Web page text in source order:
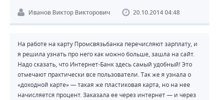
Иванов Виктор Викторович 20.10.2014 04:48
На работе на карту Промсвязьбанка перечисляют зарплату, и
я решила узнать про него как можно больше, зашла на сайт.
Надо сказать, что Интернет-Банк здесь самый удобный! Это
отмечают практически все пользователи. Так же я узнала о
«доходной карте» — такая же пластиковая карта, но на нее
начисляется процент. Заказала ее через интернет — и через